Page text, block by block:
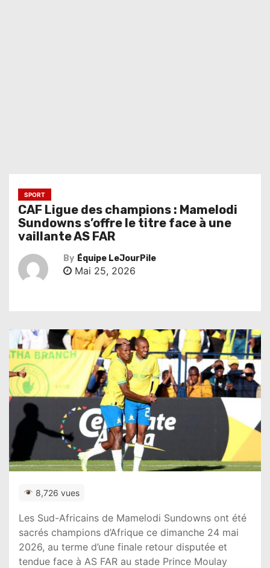
SPORT
CAF Ligue des champions : Mamelodi
Sundowns s’offre le titre face à une
vaillante AS FAR
By Équipe LeJourPile
Mai 25, 2026
8,726 vues
Les Sud-Africains de Mamelodi Sundowns ont été
sacrés champions d’Afrique ce dimanche 24 mai
2026, au terme d’une finale retour disputée et
tendue face à AS FAR au stade Prince Moulay